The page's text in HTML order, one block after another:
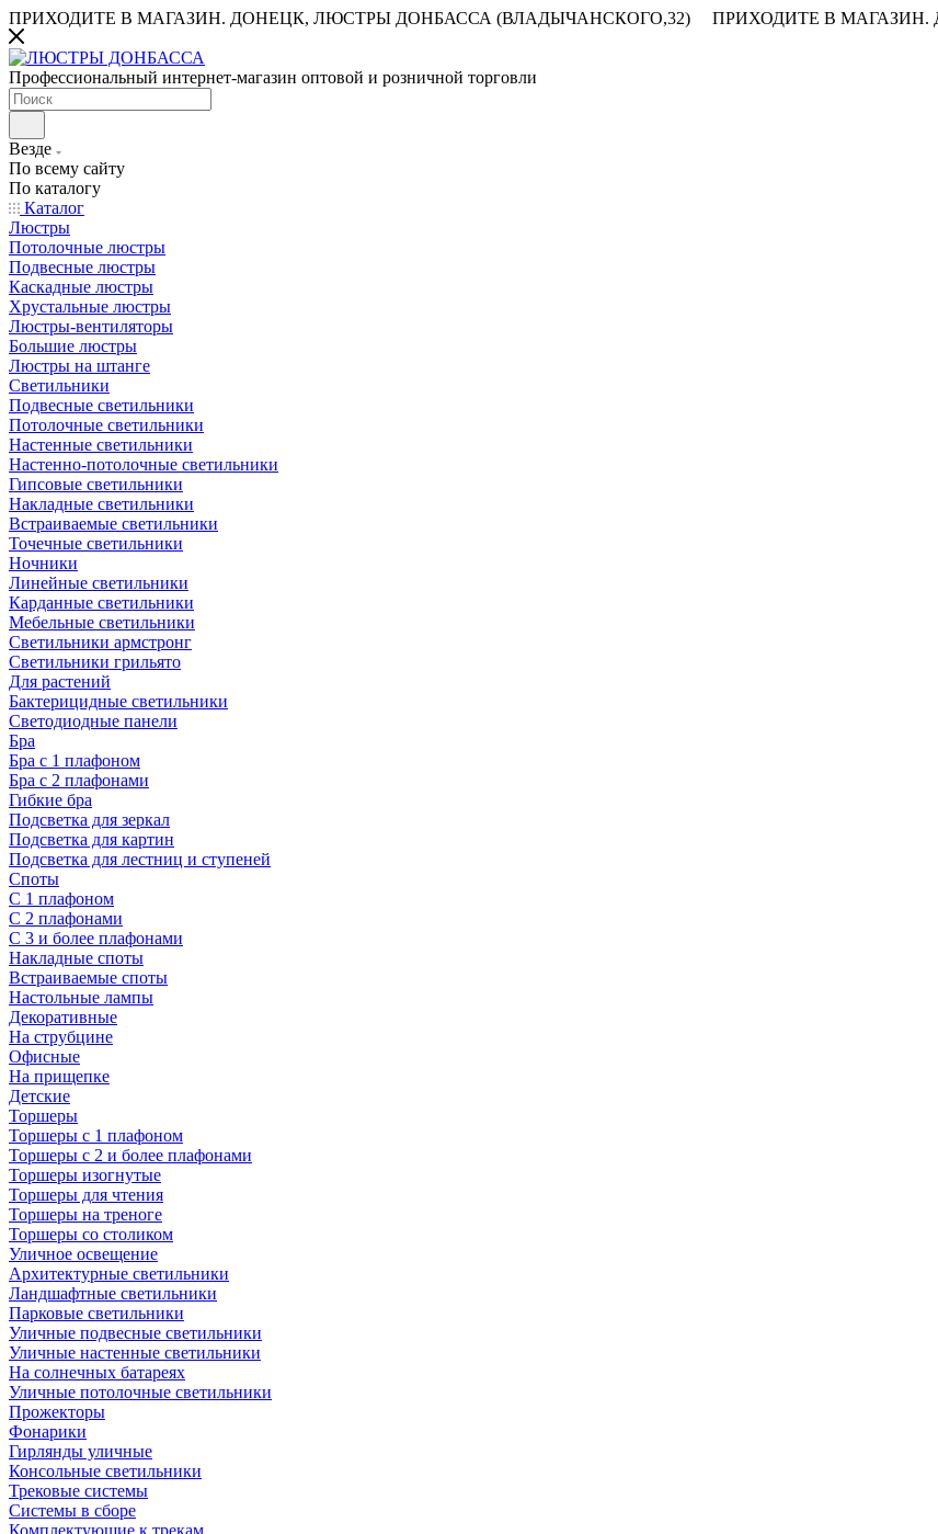
ПРИХОДИТЕ В МАГАЗИН. ДОНЕЦК, ЛЮСТРЫ ДОНБАССА (ВЛАДЫЧАНСКОГО,32) ПРИХОДИТЕ В МАГАЗИН.
Профессиональный интернет-магазин оптовой и розничной торговли
Везде
По всему сайту
По каталогу
Каталог
Люстры
Потолочные люстры
Подвесные люстры
Каскадные люстры
Хрустальные люстры
Люстры-вентиляторы
Большие люстры
Люстры на штанге
Светильники
Подвесные светильники
Потолочные светильники
Настенные светильники
Настенно-потолочные светильники
Гипсовые светильники
Накладные светильники
Встраиваемые светильники
Точечные светильники
Ночники
Линейные светильники
Карданные светильники
Мебельные светильники
Светильники армстронг
Светильники грильято
Для растений
Бактерицидные светильники
Светодиодные панели
Бра
Бра с 1 плафоном
Бра с 2 плафонами
Гибкие бра
Подсветка для зеркал
Подсветка для картин
Подсветка для лестниц и ступеней
Споты
С 1 плафоном
С 2 плафонами
С 3 и более плафонами
Накладные споты
Встраиваемые споты
Настольные лампы
Декоративные
На струбцине
Офисные
На прищепке
Детские
Торшеры
Торшеры с 1 плафоном
Торшеры с 2 и более плафонами
Торшеры изогнутые
Торшеры для чтения
Торшеры на треноге
Торшеры со столиком
Уличное освещение
Архитектурные светильники
Ландшафтные светильники
Парковые светильники
Уличные подвесные светильники
Уличные настенные светильники
На солнечных батареях
Уличные потолочные светильники
Прожекторы
Фонарики
Гирлянды уличные
Консольные светильники
Трековые системы
Системы в сборе
Комплектующие к трекам